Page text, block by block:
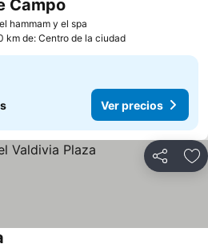
hammam y el spa
Campo
km de: Centro de la ciudad
Ver precios
Compartir